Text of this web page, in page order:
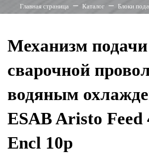
Главная страница Каталог Блоки
Механизм подачи
сварочной
водяным
ESAB Aristo Feed
Encl 10p